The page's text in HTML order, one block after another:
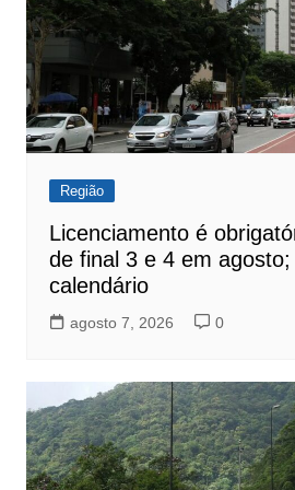
Região
Licenciamento é
de final 3 e 4 em agosto;
calendário
agosto 7, 2026 0